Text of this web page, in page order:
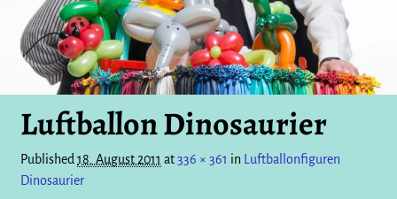
Luftballon Dinosaurier
Published18. August 2011 at336 × 361 in Luftballonfiguren
Dinosaurier